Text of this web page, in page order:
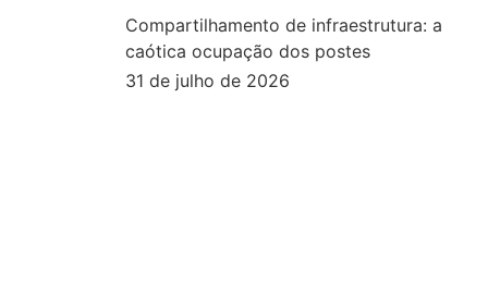
Compartilhamento de infraestrutura: a
caótica ocupação dos postes
31 de julho de 2026